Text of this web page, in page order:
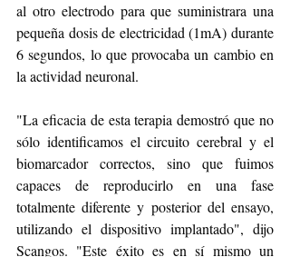
al otro electrodo para que suministrara una
pequeña dosis de electricidad (1mA) durante
6 segundos, lo que provocaba un cambio en
la actividad neuronal.
"La eficacia de esta terapia demostró que no
sólo identificamos el circuito cerebral y el
biomarcador correctos, sino que fuimos
capaces de reproducirlo en una fase
totalmente diferente y posterior del ensayo,
utilizando el dispositivo implantado", dijo
Scangos. "Este éxito es en sí mismo un